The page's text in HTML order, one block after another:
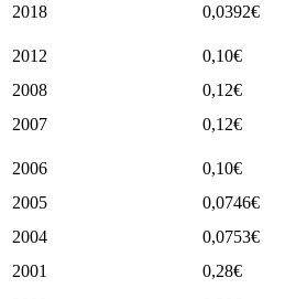
2018 0,0392€
2012 0,10€
2008
0,12€
2007
0,12€
2006 0,10€
2005
0,0746€
2004
0,0753€
2001
0,28€